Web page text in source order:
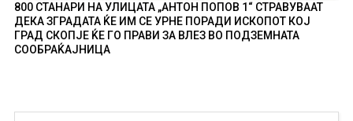
800 СТАНАРИ НА УЛИЦАТА „АНТОН ПОПОВ 1“ СТРАВУВААТ
ДЕКА ЗГРАДАТА ЌЕ ИМ СЕ УРНЕ ПОРАДИ ИСКОПОТ КОЈ
ГРАД СКОПЈЕ ЌЕ ГО ПРАВИ ЗА ВЛЕЗ ВО ПОДЗЕМНАТА
СООБРАЌАЈНИЦА